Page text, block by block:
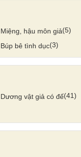
Miệng, hậu môn giả(5)
Búp bê tình dục(3)
Dương vật giả có đế(41)